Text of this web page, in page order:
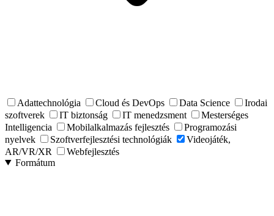
Adattechnológia Cloud és DevOps Data Science
Irodai
szoftverek
IT biztonság IT menedzsment
Mesterséges
Intelligencia
Mobilalkalmazás fejlesztés
Programozási
nyelvek
Szoftverfejlesztési technológiák
Videojáték,
AR/VR/XR
Webfejlesztés
Formátum